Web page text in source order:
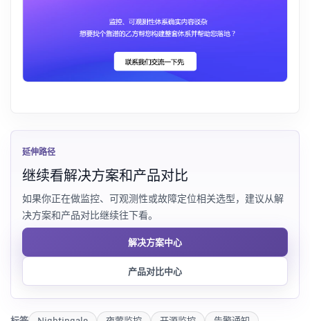
延伸路径
继续看解决方案和产品对比
如果你正在做监控、可观测性或故障定位相关选型，建议从解
决方案和产品对比继续往下看。
解决方案中心
产品对比中心